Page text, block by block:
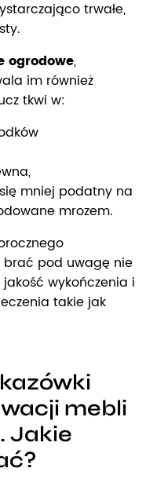
trwałe,
ogrodowe,
im również
tkwi w:
mniej podatny na
mrozem.
brać pod uwagę nie
wykończenia i
takie jak
mebli
Jakie